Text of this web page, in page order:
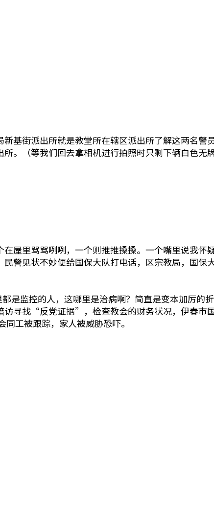
基街派出所就是教堂所在辖区派出所了解这两名警
。（等我们回去拿相机进行拍照时只剩下辆白色无牌
屋里骂骂咧咧，一个则推推搡搡。一个嘴里说我怀
警见状不妙便给国保大队打电话，区宗教局，国保
是监控的人，这哪里是治病啊？简直是变本加厉的
访寻找“反党证据”，检查教会的财务状况，伊春市
工被跟踪，家人被威胁恐吓。